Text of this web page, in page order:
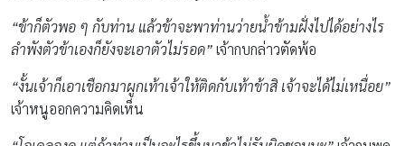
“ข้าก็ตัวพอ ๆ กับท่าน แล้วข้าจะพาท่านว่ายน้ำข้ามฝั่งไปได้อย่างไร
ลำพังตัวข้าเองก็ยังจะเอาตัวไม่รอด”เจ้ากบกล่าวตัดพ้อ
“งั้นเจ้าก็เอาเชือกมาผูกเท้าเจ้าให้ติดกับเท้าข้าสิ เจ้าจะได้ไม่เหนื่อย”
เจ้าหนูออกความคิดเห็น